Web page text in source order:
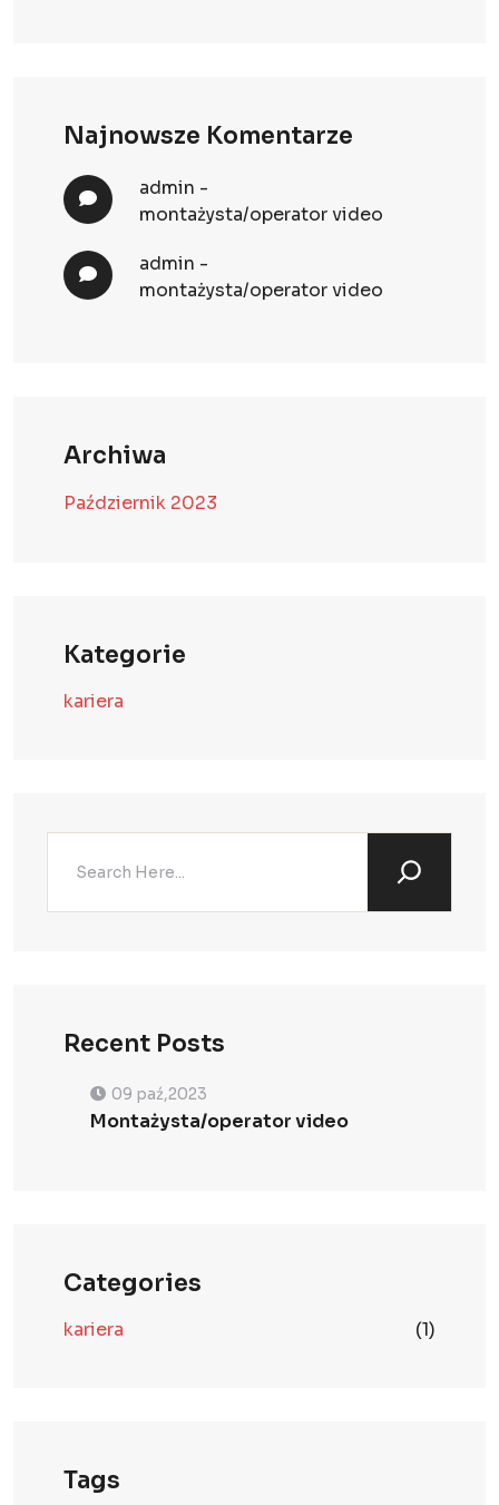
Najnowsze Komentarze
admin -
montażysta/operator video
admin -
montażysta/operator video
Archiwa
Październik 2023
Kategorie
kariera
Recent Posts
09 paź,2023
Montażysta/operator video
Categories
kariera (1)
Tags